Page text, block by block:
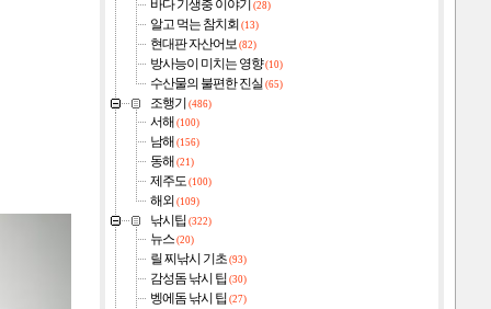
바다 기생충 이야기 (28)
알고 먹는 참치회 (13)
현대판 자산어보 (82)
방사능이 미치는 영향(10)
수산물의 불편한 진실 (65)
조행기 (486)
서해 (100)
남해 (156)
동해 (21)
제주도 (100)
해외 (109)
낚시팁(322)
뉴스 (20)
릴 찌낚시 기초 (93)
감성돔 낚시 팁 (30)
벵에돔 낚시 팁 (27)